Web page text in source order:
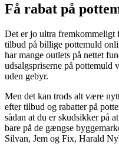
Få rabat på
Det er jo ultra fremkommeligt
tilbud på billige pottemuld
har mange outlets på nettet
udsalgspriserne på pottemuld
uden gebyr.
Men det kan trods alt være
efter tilbud og rabatter på
sådan at du er skudsikker på
bare på de gængse
Silvan, Jem og Fix, Harald